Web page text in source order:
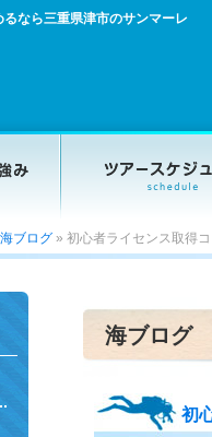
なら三重県津市のサンマーレ
海ブログ » 初心者ライセンス取得
海ブログ
初